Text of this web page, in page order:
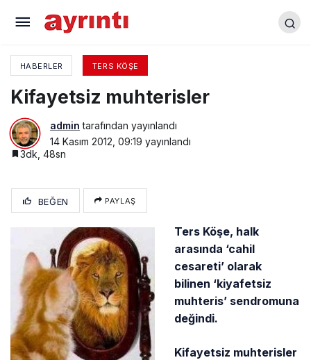
HABERLER TERS KÖŞE
Kifayetsiz muhterisler
admin tarafından yayınlandı
14 Kasım 2012, 09:19 yayınlandı
3dk, 48sn
BEĞEN PAYLAŞ
Ters Köşe, halk
arasında ‘cahil
cesareti’ olarak
bilinen ‘kiyafetsiz
muhteris’ sendromuna
değindi.
Kifayetsiz muhterisler
Aşık Cingil